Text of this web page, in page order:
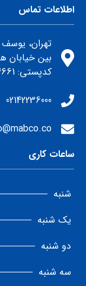
اطلاعات تماس
تهران، یوسف
كدپستي: 1436864661
02142236000
ساعات کاری
شنبه
یک شنبه
دو شنبه
سه شنبه